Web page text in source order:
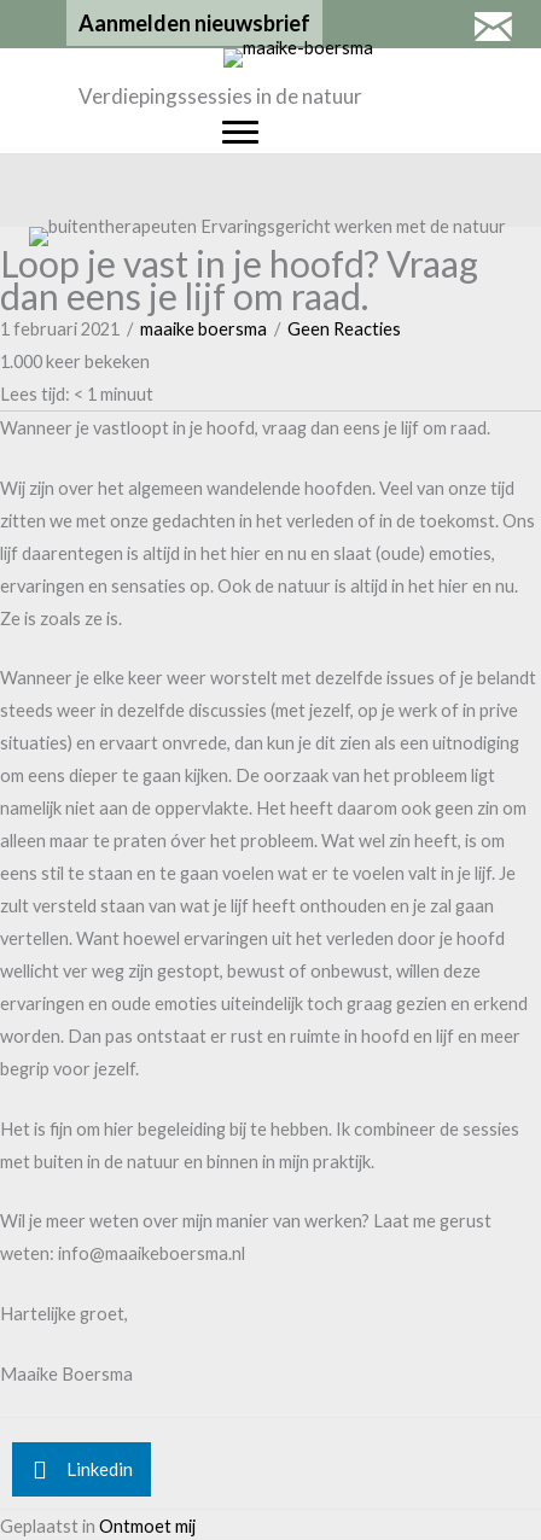
naar
Aanmelden nieuwsbrief
Verdiepingssessies in de natuur
Loop je vast in je hoofd? Vraag
dan eens je lijf om raad.
1 februari 2021 / maaike boersma / Geen Reacties
1.000 keer bekeken
Lees tijd: < 1 minuut
Wanneer je vastloopt in je hoofd, vraag dan eens je lijf om raad.
Wij zijn over het algemeen wandelende hoofden. Veel van onze tijd
zitten we met onze gedachten in het verleden of in de toekomst. Ons
lijf daarentegen is altijd in het hier en nu en slaat (oude) emoties,
ervaringen en sensaties op. Ook de natuur is altijd in het hier en nu.
Ze is zoals ze is.
Wanneer je elke keer weer worstelt met dezelfde issues of je belandt
steeds weer in dezelfde discussies (met jezelf, op je werk of in prive
situaties) en ervaart onvrede, dan kun je dit zien als een uitnodiging
om eens dieper te gaan kijken. De oorzaak van het probleem ligt
namelijk niet aan de oppervlakte. Het heeft daarom ook geen zin om
alleen maar te praten óver het probleem. Wat wel zin heeft, is om
eens stil te staan en te gaan voelen wat er te voelen valt in je lijf. Je
zult versteld staan van wat je lijf heeft onthouden en je zal gaan
vertellen. Want hoewel ervaringen uit het verleden door je hoofd
wellicht ver weg zijn gestopt, bewust of onbewust, willen deze
ervaringen en oude emoties uiteindelijk toch graag gezien en erkend
worden. Dan pas ontstaat er rust en ruimte in hoofd en lijf en meer
begrip voor jezelf.
Het is fijn om hier begeleiding bij te hebben. Ik combineer de sessies
met buiten in de natuur en binnen in mijn praktijk.
Wil je meer weten over mijn manier van werken? Laat me gerust
weten: info@maaikeboersma.nl
Hartelijke groet,
Maaike Boersma
Linkedin
Geplaatst in Ontmoet mij